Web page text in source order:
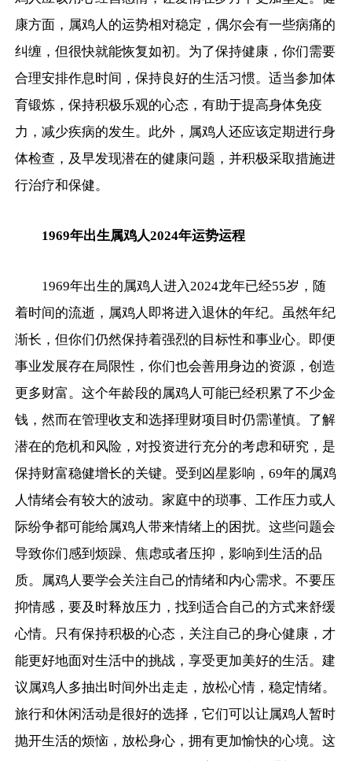
康方面，属鸡人的运势相对稳定，偶尔会有一些病痛的
纠缠，但很快就能恢复如初。为了保持健康，你们需要
合理安排作息时间，保持良好的生活习惯。适当参加体
育锻炼，保持积极乐观的心态，有助于提高身体免疫
力，减少疾病的发生。此外，属鸡人还应该定期进行身
体检查，及早发现潜在的健康问题，并积极采取措施进
行治疗和保健。
1969年出生属鸡人2024年运势运程
1969年出生的属鸡人进入2024龙年已经55岁，随
着时间的流逝，属鸡人即将进入退休的年纪。虽然年纪
渐长，但你们仍然保持着强烈的目标性和事业心。即便
事业发展存在局限性，你们也会善用身边的资源，创造
更多财富。这个年龄段的属鸡人可能已经积累了不少金
钱，然而在管理收支和选择理财项目时仍需谨慎。了解
潜在的危机和风险，对投资进行充分的考虑和研究，是
保持财富稳健增长的关键。受到凶星影响，69年的属鸡
人情绪会有较大的波动。家庭中的琐事、工作压力或人
际纷争都可能给属鸡人带来情绪上的困扰。这些问题会
导致你们感到烦躁、焦虑或者压抑，影响到生活的品
质。属鸡人要学会关注自己的情绪和内心需求。不要压
抑情感，要及时释放压力，找到适合自己的方式来舒缓
心情。只有保持积极的心态，关注自己的身心健康，才
能更好地面对生活中的挑战，享受更加美好的生活。建
议属鸡人多抽出时间外出走走，放松心情，稳定情绪。
旅行和休闲活动是很好的选择，它们可以让属鸡人暂时
抛开生活的烦恼，放松身心，拥有更加愉快的心境。这